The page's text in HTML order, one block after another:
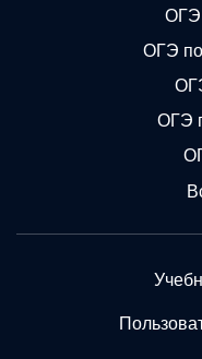
ОГЭ
ОГЭ
ОГЭ